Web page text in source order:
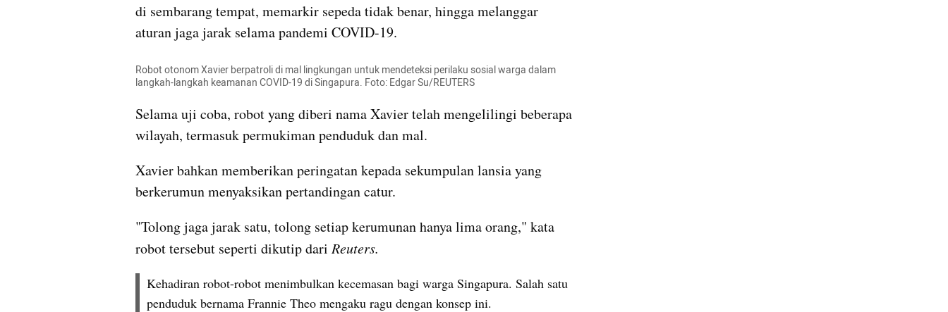
di sembarang tempat, memarkir sepeda tidak benar, hingga melanggar
aturan jaga jarak selama pandemi COVID-19.
Robot otonom Xavier berpatroli di mal lingkungan untuk mendeteksi perilaku sosial warga dalam
langkah-langkah keamanan COVID-19 di Singapura. Foto: Edgar Su/REUTERS
Selama uji coba, robot yang diberi nama Xavier telah mengelilingi beberapa
wilayah, termasuk permukiman penduduk dan mal.
Xavier bahkan memberikan peringatan kepada sekumpulan lansia yang
berkerumun menyaksikan pertandingan catur.
"Tolong jaga jarak satu, tolong setiap kerumunan hanya lima orang," kata
robot tersebut seperti dikutip dari Reuters.
Kehadiran robot-robot menimbulkan kecemasan bagi warga Singapura. Salah satu
penduduk bernama Frannie Theo mengaku ragu dengan konsep ini.